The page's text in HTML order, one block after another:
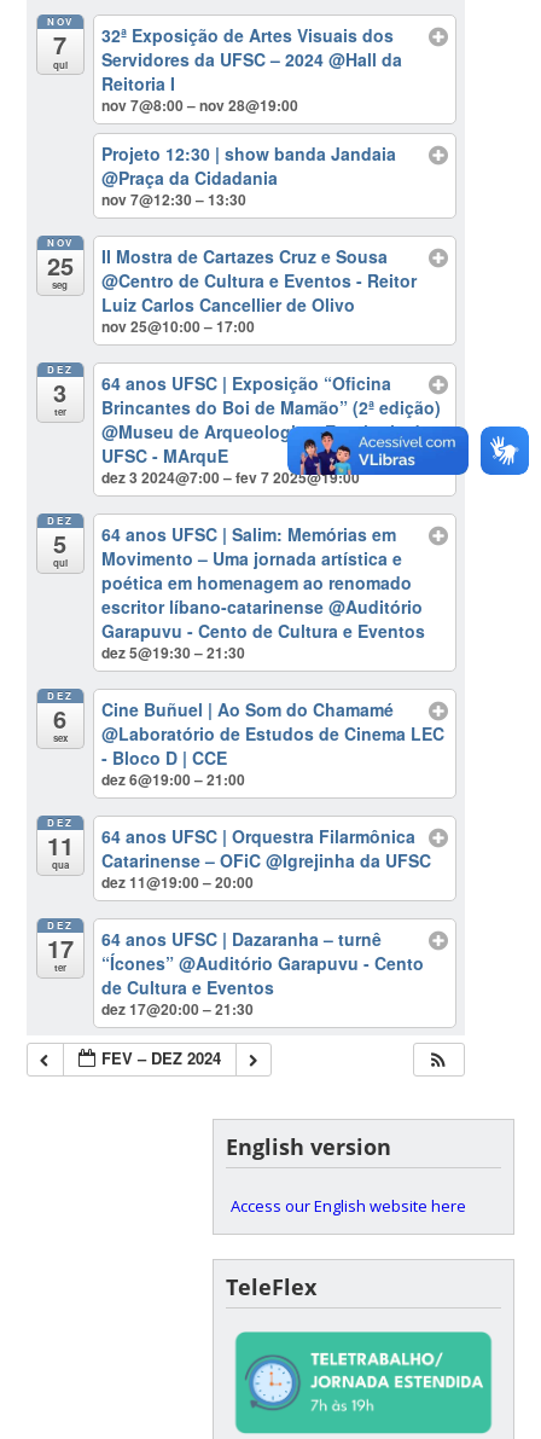
NOV
7
qui
32ª Exposição de Artes Visuais dos
Servidores da UFSC – 2024@Hall da
Reitoria I
nov 7@8:00 – nov 28@19:00
Projeto 12:30 | show banda Jandaia
@Praça da Cidadania
nov 7@12:30 – 13:30
NOV
25
seg
II Mostra de Cartazes Cruz e Sousa
@Centro de Cultura e Eventos - Reitor
Luiz Carlos Cancellier de Olivo
nov 25@10:00 – 17:00
DEZ
3
ter
64 anos UFSC | Exposição “Oficina
Brincantes do Boi de Mamão” (2ª edição)
@Museu de Arqueologia e Etnologia da
UFSC - MArquE
dez 3 2024@7:00 – fev 7 2025@19:00
DEZ
5
qui
64 anos UFSC | Salim: Memórias em
Movimento – Uma jornada artística e
poética em homenagem ao renomado
escritor líbano-catarinense@Auditório
Garapuvu - Cento de Cultura e Eventos
dez 5@19:30 – 21:30
DEZ
6
sex
Cine Buñuel | Ao Som do Chamamé
@Laboratório de Estudos de Cinema LEC
- Bloco D | CCE
dez 6@19:00 – 21:00
DEZ
11
qua
64 anos UFSC | Orquestra Filarmônica
Catarinense – OFiC@Igrejinha da UFSC
dez 11@19:00 – 20:00
DEZ
17
ter
64 anos UFSC | Dazaranha – turnê
“Ícones”@Auditório Garapuvu - Cento
de Cultura e Eventos
dez 17@20:00 – 21:30
FEV – DEZ 2024
English version
Access our English website here
TeleFlex